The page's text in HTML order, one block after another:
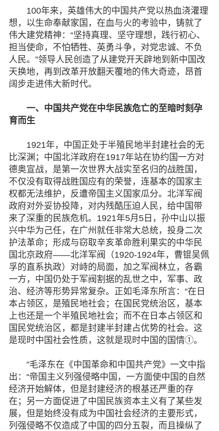
图片欣赏
视频中心
联系我们
媒体报道
脱贫攻坚
七彩云南
100年来，英雄伟大的中国共产党以热血浇灌理
想，以生命奉献家国，在血与火的考验中，铸就了
伟大建党精神：“坚持真理、坚守理想，践行初心、
担当使命，不怕牺牲、英勇斗争，对党忠诚、不负
人民。”领导人民创造了从建党开天辟地到新中国改
天换地，再到改革开放翻天覆地的伟大奇迹，昂首
阔步走进伟大新时代。
一、中国共产党在中华民族危亡的至暗时刻孕
育而生
1921年，中国正处于半殖民地半封建社会的无
比深渊；中国北洋政府在1917年站在协约国一方对
德奥宣战，是第一次世界大战实至名归的战胜国，
不仅没有取得战胜国应有的荣誉，连基本的国家主
权都无法维护，反遭帝国主义国家瓜分。北洋军阀
政府对外妥协投降，对内残酷压迫人民，给中国带
来了深重的民族危机。1921年5月5日，孙中山以振
兴中华为己任，在广州就任非常大总统，投身二次
护法革命；形成与窃取辛亥革命胜利果实的中华民
国北京政府——北洋军阀（1920-1924年，曹锟吴佩
孚的直系执政）对峙的局面，加之军阀林立，各霸
一方，中国仍处于军阀割据的乱世之中，军事、政
治、经济等形势异常复杂。正如毛泽东所言：“在日
本占领区，是殖民地社会；在国民党统治区，基本
上也还是一个半殖民地社会；而不在日本占领区和
国民党统治区，都是封建半封建占优势的社会。这
是现时中国社会性质，这就是现时中国的国情①。
”毛泽东在《中国革命和中国共产党》一文中指
出：“帝国主义列强侵略中国，一方面使中国的自然
经济开始解体，但是封建经济的根基还严重的存
在；另一方面促进了中国民族资本主义有了某些发
展，但是始终没有成为中国社会经济的主要形式，
列强侵略不仅造成了中国的四分五裂，而且操纵了